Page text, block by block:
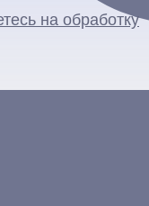
на обработку